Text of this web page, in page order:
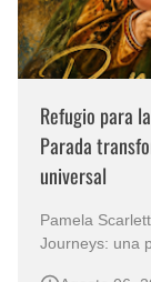
Refugio para
Parada
universal
Pamela
Journeys: una